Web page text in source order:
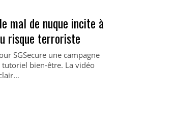
mal de nuque incite à
risque terroriste
SGSecure une campagne
bien-être. La vidéo